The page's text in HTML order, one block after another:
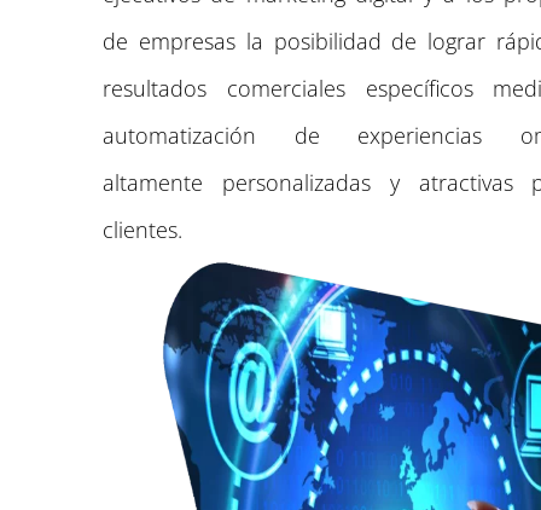
de empresas la posibilidad de lograr
resultados comerciales específicos
automatización de experiencias
altamente personalizadas y atractivas
clientes.